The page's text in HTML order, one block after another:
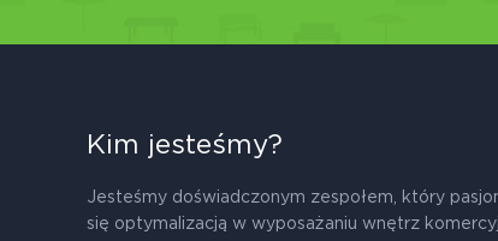
Kim jesteśmy?
Jesteśmy doświadczonym zespołem, który
się optymalizacją w wyposażaniu wnętrz